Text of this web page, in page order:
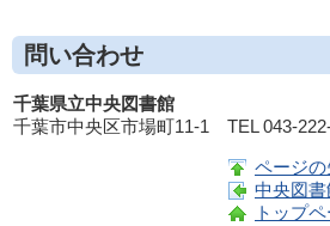
問い合わせ
千葉県立中央図書館
千葉市中央区市場町11-1 TEL 043-
ページの
中央図
トップ